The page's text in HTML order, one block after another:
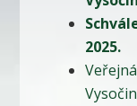
2025.